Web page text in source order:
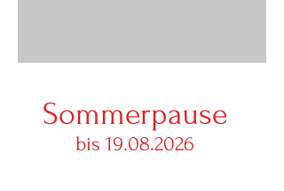
Sommerpause
bis 19.08.2026